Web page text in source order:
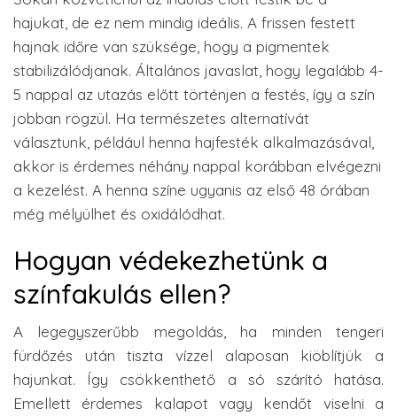
hajukat, de ez nem mindig ideális. A frissen festett
hajnak időre van szüksége, hogy a pigmentek
stabilizálódjanak. Általános javaslat, hogy legalább 4-
5 nappal az utazás előtt történjen a festés, így a szín
jobban rögzül. Ha természetes alternatívát
választunk, például henna hajfesték alkalmazásával,
akkor is érdemes néhány nappal korábban elvégezni
a kezelést. A henna színe ugyanis az első 48 órában
még mélyülhet és oxidálódhat.
Hogyan védekezhetünk a
színfakulás ellen?
A legegyszerűbb megoldás, ha minden tengeri
fürdőzés után tiszta vízzel alaposan kiöblítjük a
hajunkat. Így csökkenthető a só szárító hatása.
Emellett érdemes kalapot vagy kendőt viselni a